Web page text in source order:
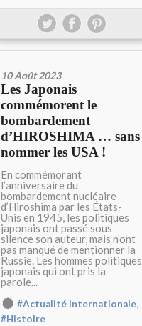
10 Août 2023
Les Japonais
commémorent le
bombardement
d’HIROSHIMA … sans
nommer les USA !
En commémorant
l’anniversaire du
bombardement nucléaire
d’Hiroshima par les États-
Unis en 1945, les politiques
japonais ont passé sous
silence son auteur, mais n’ont
pas manqué de mentionner la
Russie. Les hommes politiques
japonais qui ont pris la
parole...
#Actualité internationale,
#Histoire